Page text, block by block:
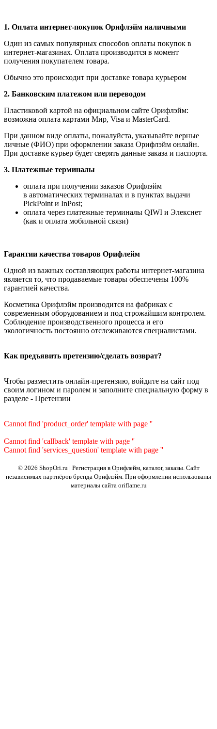
1. Оплата интернет-покупок Орифлэйм наличными
Один из самых популярных способов оплаты покупок в
интернет-магазинах. Оплата производится в момент
получения покупателем товара.
Обычно это происходит при доставке товара курьером
2. Банковским платежом или переводом
Пластиковой картой на официальном сайте Орифлэйм:
возможна оплата картами Мир, Visa и MasterCard.
При данном виде оплаты, пожалуйста, указывайте верные
личные (ФИО) при оформлении заказа Орифлэйм онлайн.
При доставке курьер будет сверять данные заказа и паспорта.
3. Платежные терминалы
оплата при получении заказов Орифлэйм
в автоматических терминалах и в пунктах выдачи
PickPoint и InPost;
оплата через платежные терминалы QIWI и Элекснет
(как и оплата мобильной связи)
Гарантии качества товаров Орифлейм
Одной из важных составляющих работы интернет-магазина
является то, что продаваемые товары обеспечены 100%
гарантией качества.
Косметика Орифлэйм производится на фабриках с
современным оборудованием и под строжайшим контролем.
Соблюдение производственного процесса и его
экологичность постоянно отслеживаются специалистами.
Как предъявить претензию/сделать возврат?
Чтобы разместить онлайн-претензию, войдите на сайт под
своим логином и паролем и заполните специальную форму в
разделе - Претензии
Cannot find 'product_order' template with page ''
Cannot find 'callback' template with page ''
Cannot find 'services_question' template with page ''
© 2026 ShopOri.ru | Регистрация в Орифлейм, каталог, заказы. Сайт
независимых партнёров бренда Орифлэйм. При оформлении использованы
материалы сайта oriflame.ru